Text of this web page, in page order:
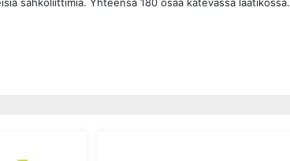
sähköliittimiä. Yhteensä 180 osaa kätevässä laatikossa.